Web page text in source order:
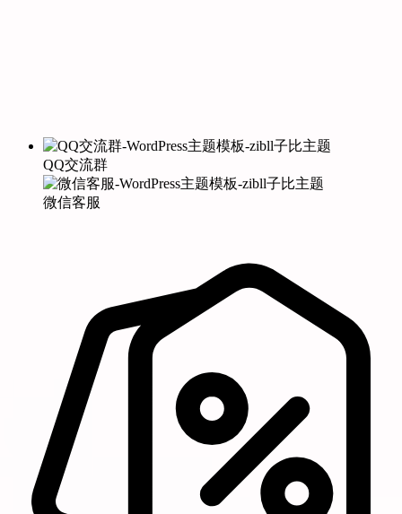
QQ交流群
微信客服